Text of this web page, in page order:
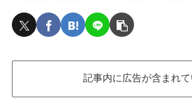
記事内に広告が含まれて